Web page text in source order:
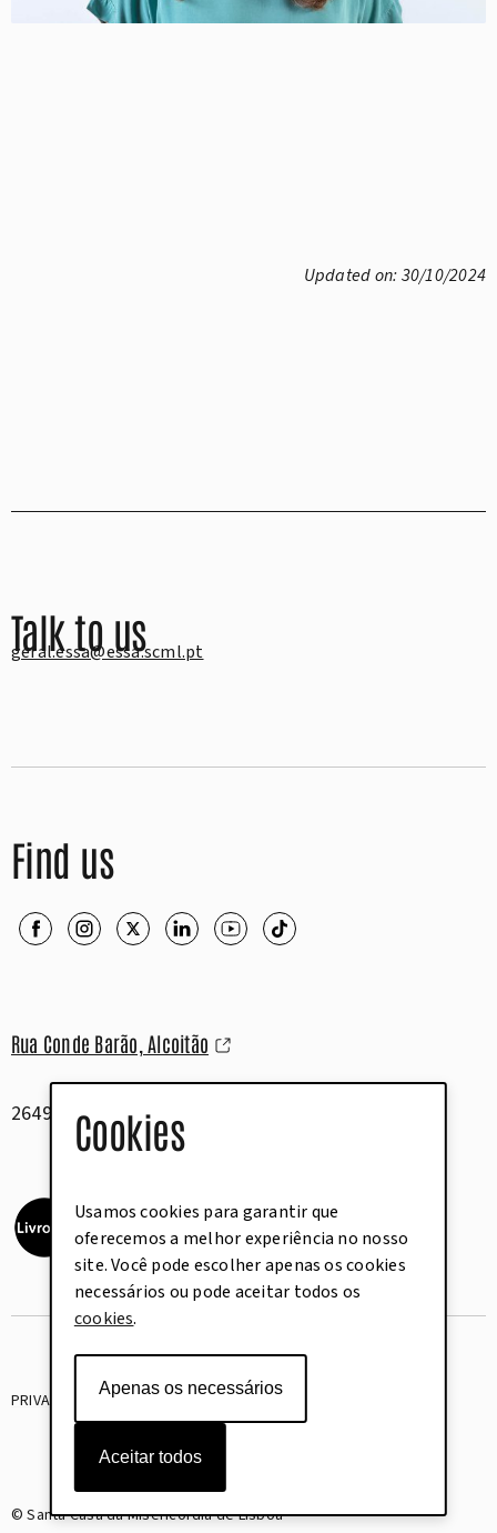
Cookies
Usamos cookies para garantir que
oferecemos a melhor experiência no nosso
site. Você pode escolher apenas os cookies
necessários ou pode aceitar todos os
cookies.
Apenas os necessários
Aceitar todos
Updated on: 30/10/2024
Talk to us
geral.essa@essa.scml.pt
Find us
Rua Conde Barão, Alcoitão
2649-506 Alcabideche
PRIVACY COOKIES
© Santa Casa da Misericórdia de Lisboa